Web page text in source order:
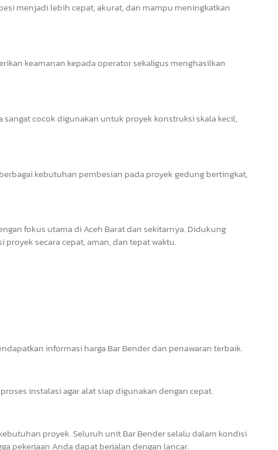
menjadi lebih cepat, akurat, dan mampu meningkatkan
keamanan kepada operator sekaligus menghasilkan
cocok digunakan untuk proyek konstruksi skala kecil,
kebutuhan pembesian pada proyek gedung bertingkat,
fokus utama di Aceh Barat dan sekitarnya. Didukung
secara cepat, aman, dan tepat waktu.
informasi harga Bar Bender dan penawaran terbaik.
instalasi agar alat siap digunakan dengan cepat.
proyek. Seluruh unit Bar Bender selalu dalam kondisi
pekerjaan Anda dapat berjalan dengan lancar.